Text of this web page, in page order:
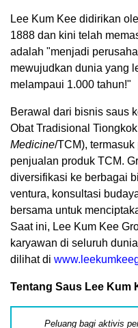
Lee Kum Kee didirikan
1888 dan kini telah
adalah "menjadi
mewujudkan dunia yang
melampaui 1.000 tahun!"
Berawal dari bisnis saus
Obat Tradisional
Medicine/TCM),
penjualan produk TCM.
diversifikasi ke berbagai
ventura, konsultasi
bersama untuk
Saat ini, Lee Kum Kee
karyawan di seluruh
dilihat di
Tentang Saus Lee Kum
Peluang bagi aktivis